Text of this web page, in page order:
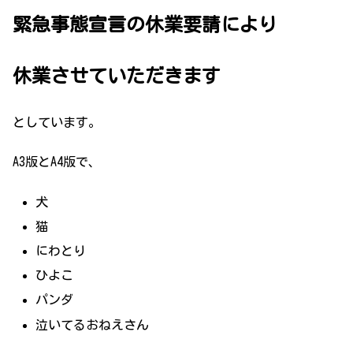
緊急事態宣言の休業要請により
休業させていただきます
としています。
A3版とA4版で、
犬
猫
にわとり
ひよこ
パンダ
泣いてるおねえさん